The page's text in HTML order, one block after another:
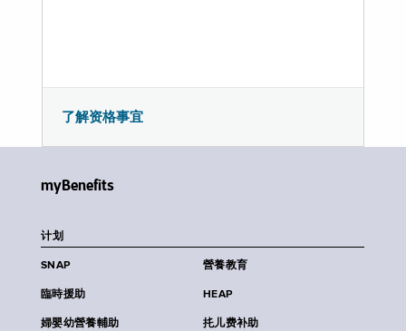
了解资格事宜
myBenefits
计划
SNAP 營養教育
臨時援助 HEAP
婦嬰幼營養輔助 扥儿费补助